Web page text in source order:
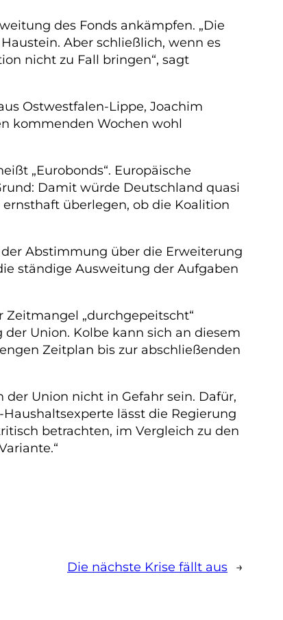
des Fonds ankämpfen. „Die
Aber schließlich, wenn es
nicht zu Fall bringen“, sagt
Ostwestfalen-Lippe, Joachim
kommenden Wochen wohl
„Eurobonds“. Europäische
Damit würde Deutschland quasi
überlegen, ob die Koalition
Abstimmung über die Erweiterung
ständige Ausweitung der Aufgaben
Zeitmangel „durchgepeitscht“
Union. Kolbe kann sich an diesem
Zeitplan bis zur abschließenden
Union nicht in Gefahr sein. Dafür,
lässt die Regierung
betrachten, im Vergleich zu den
Die nächste Krise fällt aus →